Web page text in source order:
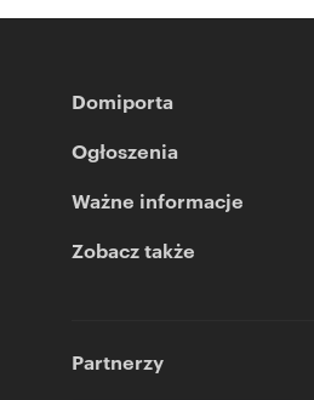
Domiporta
Ogłoszenia
Ważne informacje
Zobacz także
Partnerzy